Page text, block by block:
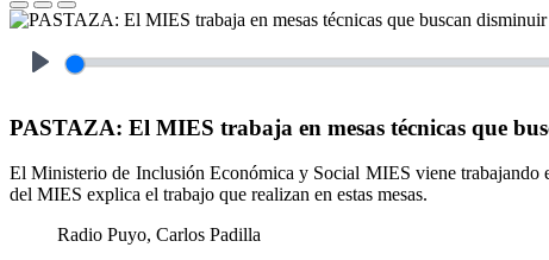
PASTAZA: El MIES trabaja en mesas técnicas que
El Ministerio de Inclusión Económica y Social MIES viene trabajando
del MIES explica el trabajo que realizan en estas mesas.
Radio Puyo, Carlos Padilla